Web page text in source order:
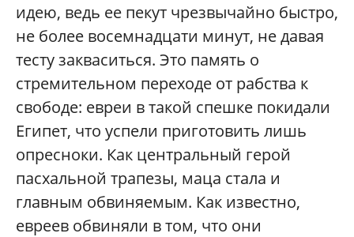
идею, ведь ее пекут чрезвычайно быстро,
не более восемнадцати минут, не давая
тесту закваситься. Это память о
стремительном переходе от рабства к
свободе: евреи в такой спешке покидали
Египет, что успели приготовить лишь
опресноки. Как центральный герой
пасхальной трапезы, маца стала и
главным обвиняемым. Как известно,
евреев обвиняли в том, что они